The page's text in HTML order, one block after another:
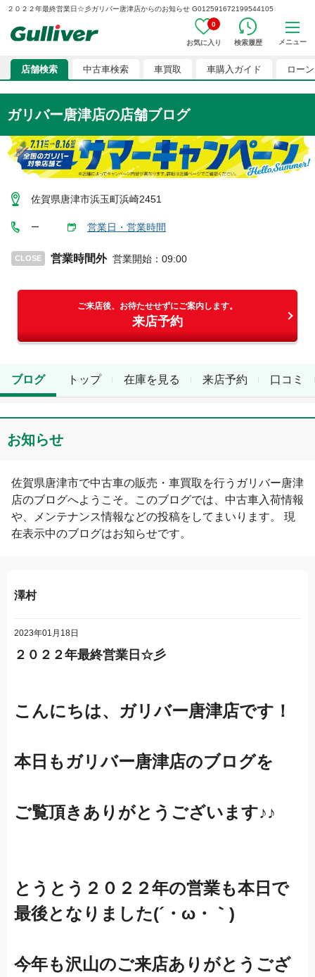
２０２２年最終営業日☆彡ガリバー唐津店からのお知らせ G012591672199544105
0
お気に入り 検索履歴 メニュー
店舗検索 中古車検索 車買取 車購入ガイド ローン
ガリバー唐津店の店舗ブログ
佐賀県唐津市浜玉町浜崎2451
ー 営業日・営業時間
CLOSE 営業時間外 営業開始 ： 09:00
ご来店後、お待たせせずにご案内します。
来店予約
トップ 在庫を見る 来店予約 口コミ
ブログ
お知らせ
佐賀県唐津市で中古車の販売・車買取を行う ガリバー唐津
店のブログへようこそ。このブログでは、中古車入荷情報
や、メンテナンス情報などの投稿をしてまいります。 現
在表示中のブログはお知らせです。
澤村
2023年01月18日
２０２２年最終営業日☆彡
こんにちは、ガリバー唐津店です！
本日もガリバー唐津店のブログを
ご覧頂きありがとうございます♪♪
とうとう２０２２年の営業も本日で
最後となりました(´・ω・｀)
今年も沢山のご来店ありがとうござ